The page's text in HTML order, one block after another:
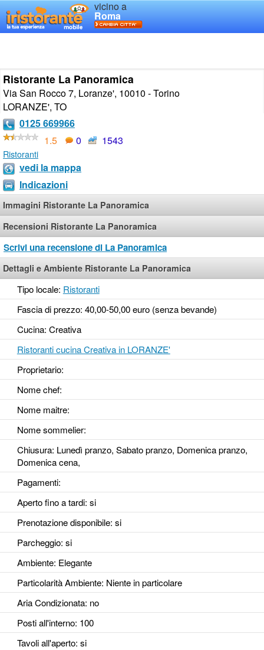
vicino a
Roma
Ristorante La Panoramica
Via San Rocco 7, Loranze', 10010 - Torino
LORANZE', TO
0125 669966
1.5
0 1543
Ristoranti
vedi la mappa
Indicazioni
Immagini Ristorante La Panoramica
Recensioni Ristorante La Panoramica
Scrivi una recensione di La Panoramica
Dettagli e Ambiente Ristorante La Panoramica
Tipo locale: Ristoranti
Fascia di prezzo: 40,00-50,00 euro (senza bevande)
Cucina: Creativa
Ristoranti cucina Creativa in LORANZE'
Proprietario:
Nome chef:
Nome maitre:
Nome sommelier:
Chiusura: Lunedì pranzo, Sabato pranzo, Domenica pranzo,
Domenica cena,
Pagamenti:
Aperto fino a tardi: si
Prenotazione disponibile: si
Parcheggio: si
Ambiente: Elegante
Particolarità Ambiente: Niente in particolare
Aria Condizionata: no
Posti all'interno: 100
Tavoli all'aperto: si